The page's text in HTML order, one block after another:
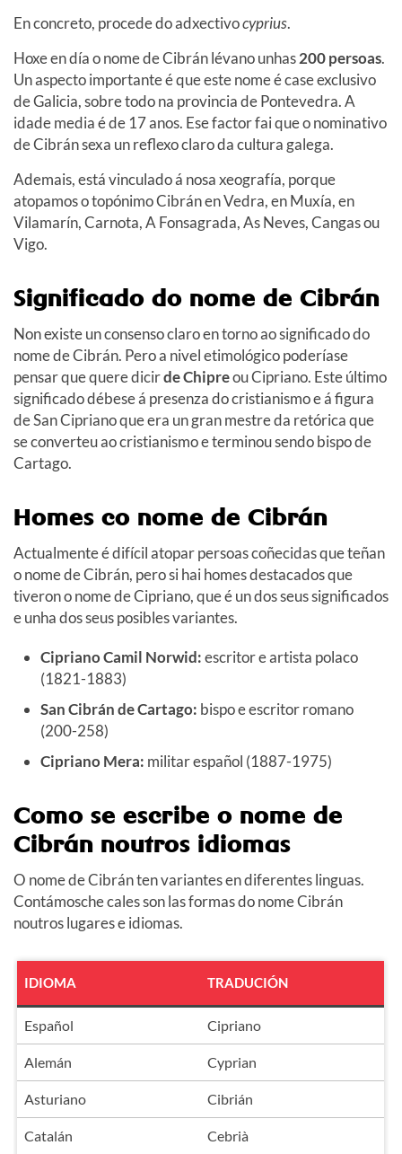
En concreto, procede do adxectivocyprius.
Hoxe en día o nome de Cibrán lévano unhas200 persoas.
Un aspecto importante é que este nome é case exclusivo
de Galicia, sobre todo na provincia de Pontevedra. A
idade media é de 17 anos. Ese factor fai que o nominativo
de Cibrán sexa un reflexo claro da cultura galega.
Ademais, está vinculado á nosa xeografía, porque
atopamos o topónimo Cibrán en Vedra, en Muxía, en
Vilamarín, Carnota, A Fonsagrada, As Neves, Cangas ou
Vigo.
Significado do nome de Cibrán
Non existe un consenso claro en torno ao significado do
nome de Cibrán. Pero a nivel etimológico poderíase
pensar que quere dicirde Chipreou Cipriano. Este último
significado débese á presenza do cristianismo e á figura
de San Cipriano que era un gran mestre da retórica que
se converteu ao cristianismo e terminou sendo bispo de
Cartago.
Homes co nome de Cibrán
Actualmente é difícil atopar persoas coñecidas que teñan
o nome de Cibrán, pero si hai homes destacados que
tiveron o nome de Cipriano, que é un dos seus significados
e unha dos seus posibles variantes.
Cipriano Camil Norwid:escritor e artista polaco
(1821-1883)
San Cibrán de Cartago: bispo e escritor romano
(200-258)
Cipriano Mera: militar español (1887-1975)
Como se escribe o nome de
Cibrán noutros idiomas
O nome de Cibrán ten variantes en diferentes linguas.
Contámosche cales son las formas do nome Cibrán
noutros lugares e idiomas.
IDIOMA TRADUCIÓN
Español Cipriano
Alemán Cyprian
Asturiano Cibrián
Catalán Cebrià